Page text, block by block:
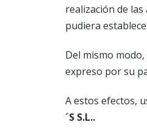
realización de
pudiera
Del mismo modo,
expreso por su
A estos efectos,
´S S.L..